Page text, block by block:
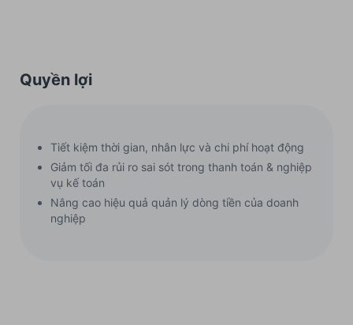
Quyền lợi
Tiết kiệm thời gian, nhân lực và chi phí hoạt động
Giảm tối đa rủi ro sai sót trong thanh toán & nghiệp
vụ kế toán
Nâng cao hiệu quả quản lý dòng tiền của doanh
nghiệp